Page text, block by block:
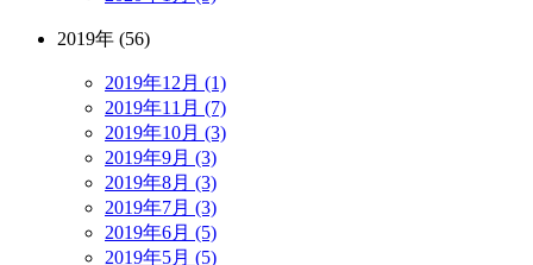
2019年 (56)
2019年12月 (1)
2019年11月 (7)
2019年10月 (3)
2019年9月 (3)
2019年8月 (3)
2019年7月 (3)
2019年6月 (5)
2019年5月 (5)